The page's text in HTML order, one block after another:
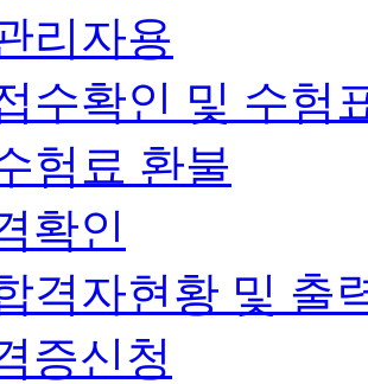
리자용
수확인 및 수험
험료 환불
확인
격자현황 및 출
증신청